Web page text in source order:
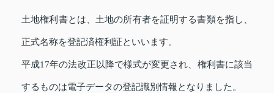
土地権利書とは、土地の所有者を証明する書類を指し、
正式名称を登記済権利証といいます。
平成17年の法改正以降で様式が変更され、権利書に該当
するものは電子データの登記識別情報となりました。